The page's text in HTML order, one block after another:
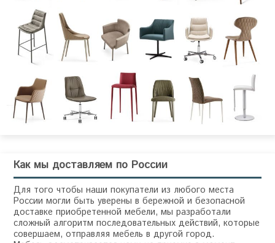
Как мы доставляем по России
Для того чтобы наши покупатели из любого места
России могли быть уверены в бережной и безопасной
доставке приобретенной мебели, мы разработали
сложный алгоритм последовательных действий, которые
совершаем, отправляя мебель в другой город.